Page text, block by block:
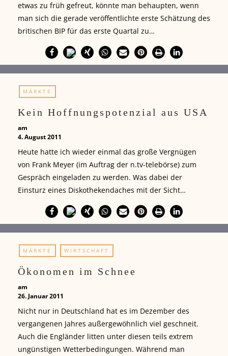
etwas zu früh gefreut, könnte man behaupten, wenn
man sich die gerade veröffentlichte erste Schätzung des
britischen BIP für das erste Quartal zu…
MÄRKTE
Kein Hoffnungspotenzial aus USA
am
4. August 2011
Heute hatte ich wieder einmal das große Vergnügen
von Frank Meyer (im Auftrag der n.tv-telebörse) zum
Gespräch eingeladen zu werden. Was dabei der
Einsturz eines Diskothekendaches mit der Sicht…
MÄRKTE WIRTSCHAFT
Ökonomen im Schnee
am
26. Januar 2011
Nicht nur in Deutschland hat es im Dezember des
vergangenen Jahres außergewöhnlich viel geschneit.
Auch die Engländer litten unter diesen teils extrem
ungünstigen Wetterbedingungen. Während man